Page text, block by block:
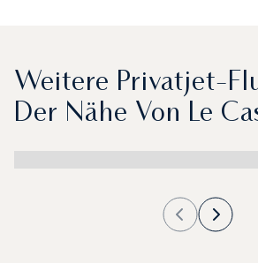
Weitere Privatjet-
Der Nähe Von Le